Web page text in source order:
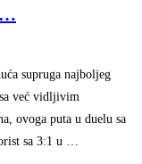
…
supruga najboljeg
već vidljivim
ovoga puta u duelu sa
sa 3:1 u …